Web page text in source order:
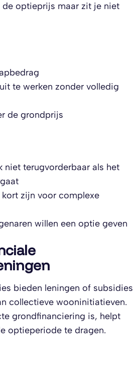
de optieprijs maar zit je niet
te werken zonder volledig
de grondprijs
niet terugvorderbaar als het
zijn voor complexe
willen een optie geven
bieden leningen of subsidies
collectieve wooninitiatieven.
grondfinanciering is, helpt
optieperiode te dragen.